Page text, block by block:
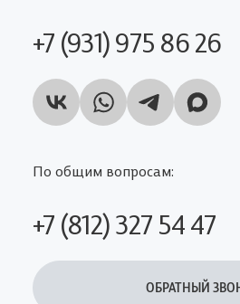
+7 (931) 975 86 26
По общим вопросам:
+7 (812) 327 54 47
ОБРАТНЫЙ